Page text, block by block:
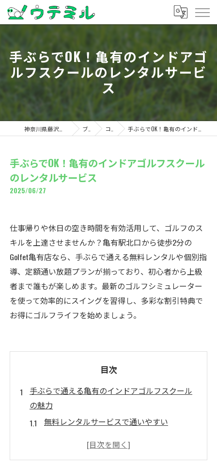
手ぶらでOK！亀有のインドアゴ
ルフスクールのレンタルサービ
ス
ブログ コラム 手ぶらでOK！亀有のインドアゴルフスクールのレンタルサービス
手ぶらでOK！亀有のインドアゴルフスクール
のレンタルサービス
2025/06/27
仕事帰りや休日の空き時間を有効活用して、ゴルフのス
キルを上達させませんか？亀有駅北口から徒歩2分の
Golfet亀有店なら、手ぶらで通える無料レンタルや個別指
導、定額通い放題プランが揃っており、初心者から上級
者まで誰もが楽しめます。最新のゴルフシミュレーター
を使って効率的にスイングを習得し、多彩な割引特典で
お得にゴルフライフを始めましょう。
目次
手ぶらで通える亀有のインドアゴルフスクール
の魅力
無料レンタルサービスで通いやすい
駅近で便利な立地を活用しよう